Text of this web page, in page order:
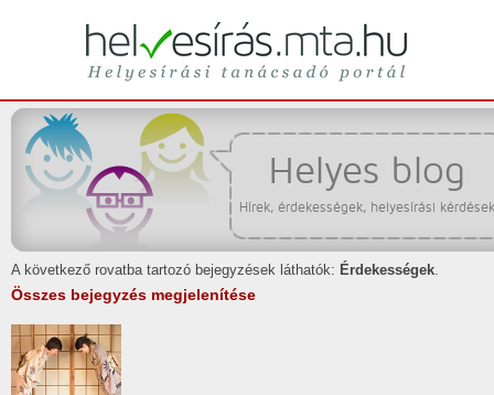
helyesírás
Helyesírási tanácsadó portál
Helyes blog
Hírek, érdekességek, helyesírási kérdések
A következő rovatba tartozó bejegyzések láthatók: Érdekességek.
Összes bejegyzés megjelenítése